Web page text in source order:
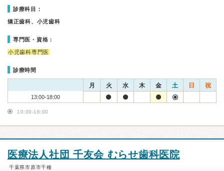
診療科目：
矯正歯科、小児歯科
専門医・資格：
小児歯科専門医
診療時間
月 火 水 木 金 土 日 祝
13:00-18:00
10:00-16:00
医療法人社団 千友会 むらせ歯科医院
千葉県市原市千種